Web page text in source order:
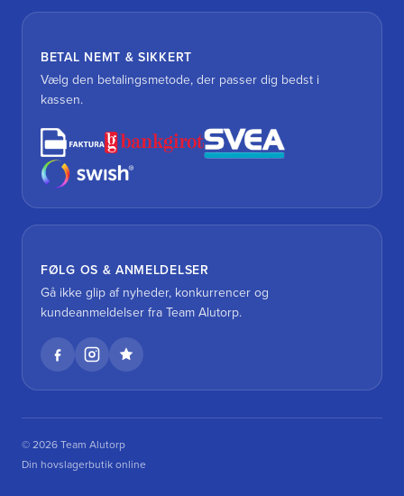
BETAL NEMT & SIKKERT
Vælg den betalingsmetode, der passer dig bedst i
kassen.
FØLG OS & ANMELDELSER
Gå ikke glip af nyheder, konkurrencer og
kundeanmeldelser fra Team Alutorp.
© 2026 Team Alutorp
Din hovslagerbutik online